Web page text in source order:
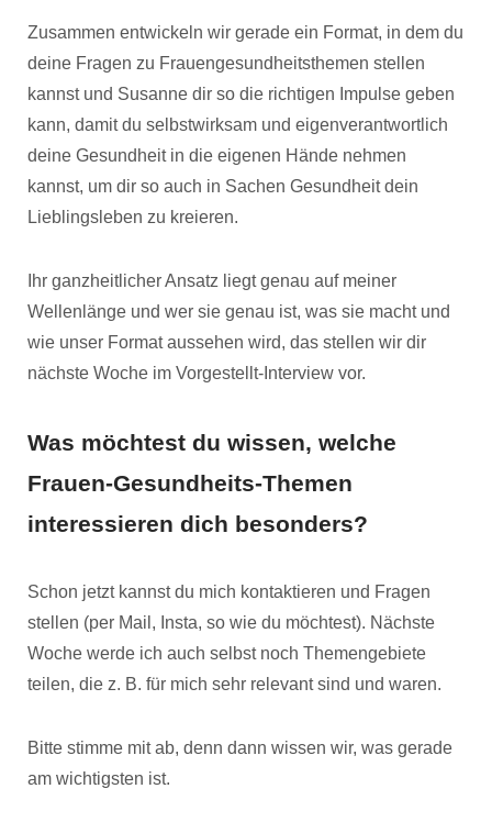
Zusammen entwickeln wir gerade ein Format, in dem du
deine Fragen zu Frauengesundheitsthemen stellen
kannst und Susanne dir so die richtigen Impulse geben
kann, damit du selbstwirksam und eigenverantwortlich
deine Gesundheit in die eigenen Hände nehmen
kannst, um dir so auch in Sachen Gesundheit dein
Lieblingsleben zu kreieren.
Ihr ganzheitlicher Ansatz liegt genau auf meiner
Wellenlänge und wer sie genau ist, was sie macht und
wie unser Format aussehen wird, das stellen wir dir
nächste Woche im Vorgestellt-Interview vor.
Was möchtest du wissen, welche
Frauen-Gesundheits-Themen
interessieren dich besonders?
Schon jetzt kannst du mich kontaktieren und Fragen
stellen (per Mail, Insta, so wie du möchtest). Nächste
Woche werde ich auch selbst noch Themengebiete
teilen, die z. B. für mich sehr relevant sind und waren.
Bitte stimme mit ab, denn dann wissen wir, was gerade
am wichtigsten ist.